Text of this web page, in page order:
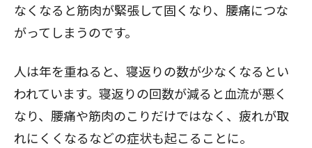
なくなると筋肉が緊張して固くなり、腰痛につな
がってしまうのです。
人は年を重ねると、寝返りの数が少なくなるとい
われています。寝返りの回数が減ると血流が悪く
なり、腰痛や筋肉のこりだけではなく、疲れが取
れにくくなるなどの症状も起こることに。